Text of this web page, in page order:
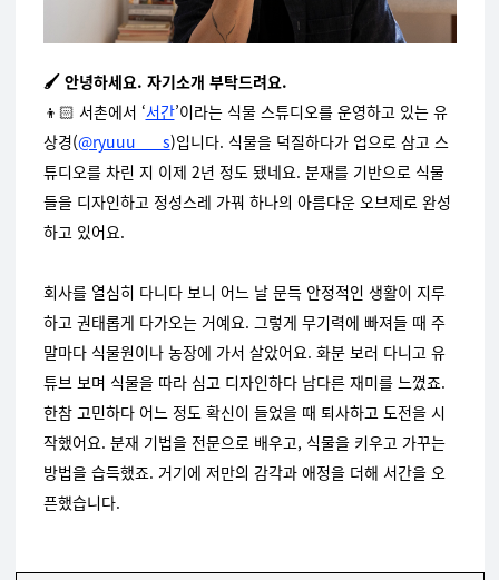
🖌️ 안녕하세요. 자기소개 부탁드려요.
👦🏻 서촌에서 ‘서간’이라는 식물 스튜디오를 운영하고 있는 유
상경(@ryuuu___s)입니다. 식물을 덕질하다가 업으로 삼고 스
튜디오를 차린 지 이제 2년 정도 됐네요. 분재를 기반으로 식물
들을 디자인하고 정성스레 가꿔 하나의 아름다운 오브제로 완성
하고 있어요.
회사를 열심히 다니다 보니 어느 날 문득 안정적인 생활이 지루
하고 권태롭게 다가오는 거예요. 그렇게 무기력에 빠져들 때 주
말마다 식물원이나 농장에 가서 살았어요. 화분 보러 다니고 유
튜브 보며 식물을 따라 심고 디자인하다 남다른 재미를 느꼈죠.
한참 고민하다 어느 정도 확신이 들었을 때 퇴사하고 도전을 시
작했어요. 분재 기법을 전문으로 배우고, 식물을 키우고 가꾸는
방법을 습득했죠. 거기에 저만의 감각과 애정을 더해 서간을 오
픈했습니다.